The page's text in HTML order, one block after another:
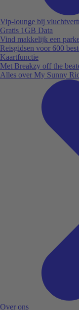
Vip-lounge bij
Gratis 1GB Data
Vind makkelijk een
Reisgidsen voor 600
Kaartfunctie
Met Breakzy off the
Alles over My Sunny
Over ons